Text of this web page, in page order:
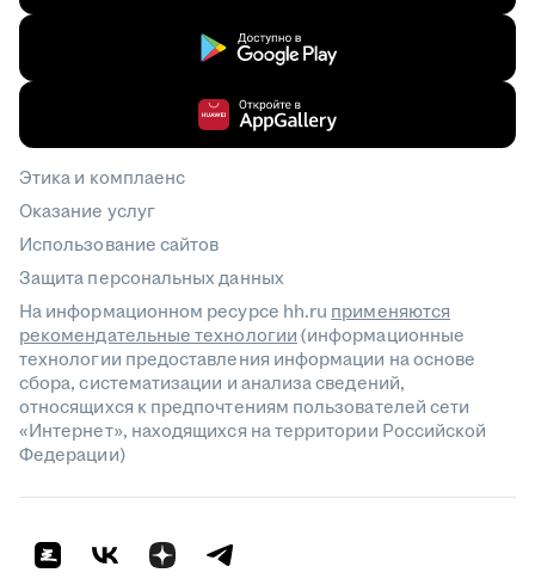
Этика и комплаенс
Оказание услуг
Использование сайтов
Защита персональных данных
На информационном ресурсе hh.ru применяются
рекомендательные технологии(информационные
технологии предоставления информации на основе
сбора, систематизации и анализа сведений,
относящихся к предпочтениям пользователей сети
«Интернет», находящихся на территории Российской
Федерации)